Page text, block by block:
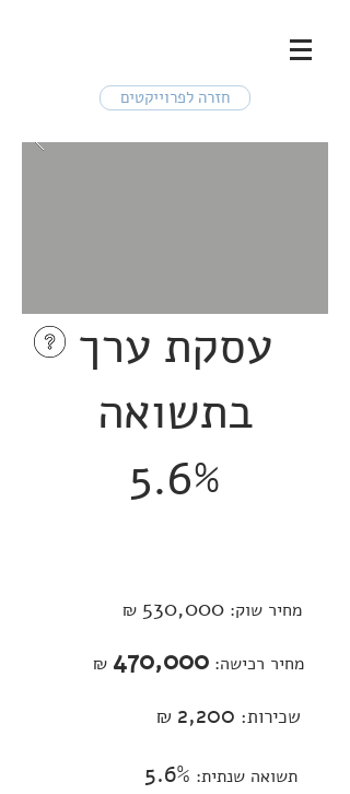
עסקת ערך
בתשואה
5.6%
מחיר שוק: 530,000
₪
מחיר רכישה: 470,000
₪
שכירות: 2,200
₪
תשואה שנתית: 5.6%
חזרה לפרוייקטים